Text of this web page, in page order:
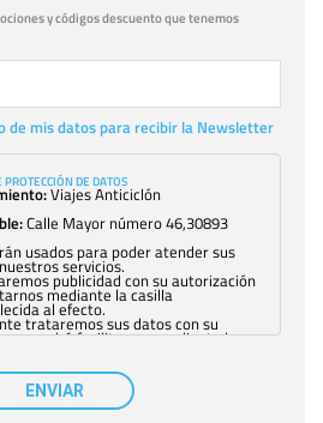
y códigos descuento que tenemos
de mis datos para recibir la Newsletter
DE DATOS
Viajes Anticiclón
Calle Mayor número 46,30893
usados para poder atender sus
servicios.
publicidad con su autorización
mediante la casilla
al efecto.
trataremos sus datos con su
podrá facilitarnos mediante la
general, sólo el personal de
debidamente autorizado podrá
información que le pedimos. No se
ENVIAR